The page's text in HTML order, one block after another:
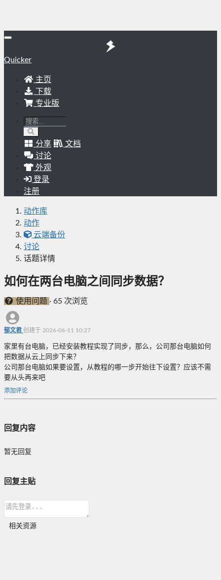
Quicker
主页
下载
专业版
分享
文档
讨论
外观
登录
注册
动作库
动作
云端备份
讨论
话题详情
如何在两台电脑之间同步数据？
使用问题 · 65 次浏览
郁文君 创建于 2026-06-11 10:27
家里有台电脑，已经安装教程实现了同步，那么，公司那台电脑如何
把数据从云上同步下来？
公司那台电脑如果要设置，从教程的哪一步开始往下设置？应该不需
要从头再来吧
添加评论
回复内容
暂无回复
回复主贴
相关资源